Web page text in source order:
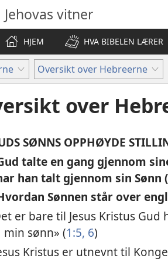
Jehovas vitner
HJEM
HVA BIBELEN LÆRER
Oversikt over Hebreerne
over
SØNNS OPPHØYDE
talte en gang gjennom
han talt gjennom sin Sønn (
Sønnen står over
er bare til Jesus Kristus Gud
min sønn» (1:5, 6)
Kristus er utnevnt til